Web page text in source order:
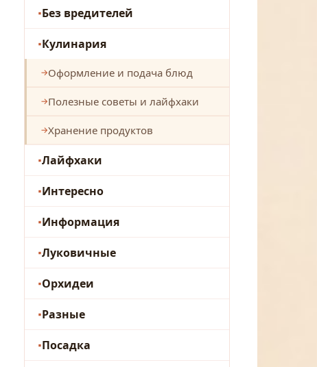
Без вредителей
Кулинария
Оформление и подача блюд
Полезные советы и лайфхаки
Хранение продуктов
Лайфхаки
Интересно
Информация
Луковичные
Орхидеи
Разные
Посадка